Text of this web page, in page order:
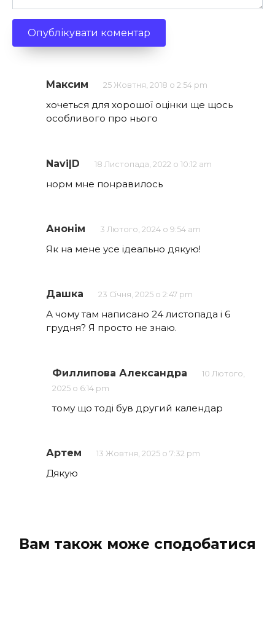
Максим 25 Жовтня, 2018 о 2:54 pm
хочеться для хорошої оцінки ще щось
особливого про нього
Navi|D 18 Листопада, 2022 о 10:12 am
норм мне понравилось
Анонім 3 Лютого, 2024 о 9:54 am
Як на мене усе ідеально дякую!
Дашка 23 Січня, 2025 о 2:47 pm
А чому там написано 24 листопада і 6
грудня? Я просто не знаю.
Филлипова Александра
10 Лютого,
2025 о 6:14 pm
тому що тоді був другий календар
Артем 13 Жовтня, 2025 о 7:32 pm
Дякую
Вам також може сподобатися